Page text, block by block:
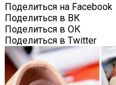
Поделиться на Facebook
Поделиться в ВК
Поделиться в ОК
Поделиться в Twitter